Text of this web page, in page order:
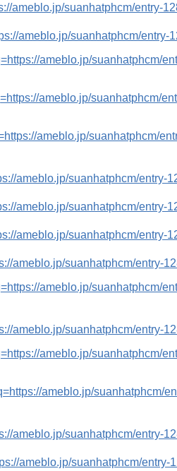
ameblo.jp/suanhatphcm/entry-
ameblo.jp/suanhatphcm/entry-
ameblo.jp/suanhatphcm/
ameblo.jp/suanhatphcm/
ameblo.jp/suanhatphcm/
ameblo.jp/suanhatphcm/entry-
ameblo.jp/suanhatphcm/entry-
ameblo.jp/suanhatphcm/entry-
ameblo.jp/suanhatphcm/entry-
ameblo.jp/suanhatphcm/
ameblo.jp/suanhatphcm/entry-
ameblo.jp/suanhatphcm/
ameblo.jp/suanhatphcm/
ameblo.jp/suanhatphcm/entry-
ameblo.jp/suanhatphcm/entry-